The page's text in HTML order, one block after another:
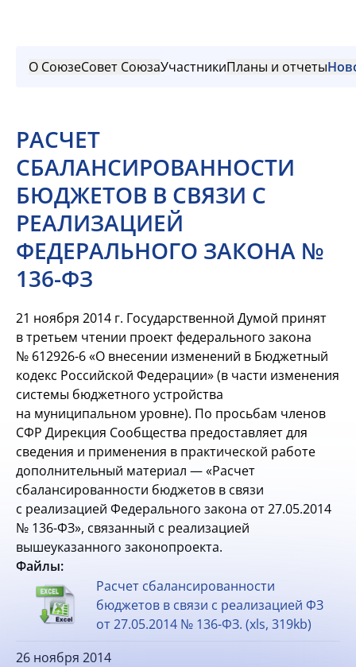
О СоюзеСовет СоюзаУчастникиПланы и отчеты
РАСЧЕТ
СБАЛАНСИРОВАННОСТИ
БЮДЖЕТОВ В СВЯЗИ С
РЕАЛИЗАЦИЕЙ
ФЕДЕРАЛЬНОГО ЗАКОНА №
136-ФЗ
21 ноября 2014 г. Государственной Думой принят
в третьем чтении проект федерального закона
№ 612926-6«О внесении изменений в Бюджетный
кодекс Российской Федерации» (в части изменения
системы бюджетного устройства
на муниципальном уровне). По просьбам членов
СФР Дирекция Сообщества предоставляет для
сведения и применения в практической работе
дополнительный материал — «Расчет
сбалансированности бюджетов в связи
с реализацией Федерального закона от 27.05.2014
№ 136-ФЗ», связанный с реализацией
вышеуказанного законопроекта.
Файлы:
Расчет сбалансированности
бюджетов в связи с реализацией ФЗ
от 27.05.2014 № 136-ФЗ. (xls, 319kb)
26 ноября 2014